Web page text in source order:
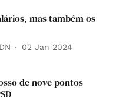
mas também os
02 Jan 2024
de nove pontos